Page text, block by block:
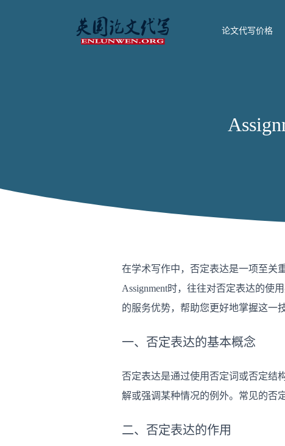
论文代写价格
在学术写作中，否定表达是一项至关
Assignment时，往往对否定表达的使
的服务优势，帮助您更好地掌握这一
一、否定表达的基本概念
否定表达是通过使用否定词或否定结
解或强调某种情况的例外。常见的否
二、否定表达的作用